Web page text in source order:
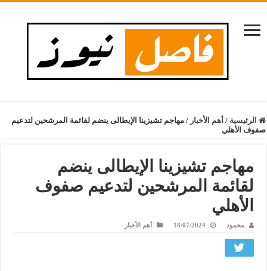
الرئيسية / أهم الأخبار / مهاجم تشيزينا الإيطالى ينضم لقائمة المرشحين لتدعيم
صفوف الأهلي
مهاجم تشيزينا الإيطالى ينضم
لقائمة المرشحين لتدعيم صفوف
الأهلي
محمود 18/07/2024 أهم الأخبار